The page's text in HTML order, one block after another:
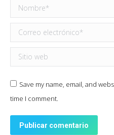
Nombre *
Correo electrónico *
Sitio web
Save my name, email, and
time I comment.
Publicar comentario